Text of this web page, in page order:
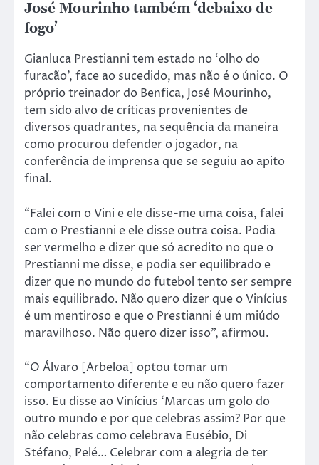
José Mourinho também ‘debaixo de
fogo’
Gianluca Prestianni tem estado no ‘olho do
furacão’, face ao sucedido, mas não é o único. O
próprio treinador do Benfica, José Mourinho,
tem sido alvo de críticas provenientes de
diversos quadrantes, na sequência da maneira
como procurou defender o jogador, na
conferência de imprensa que se seguiu ao apito
final.
“Falei com o Vini e ele disse-me uma coisa, falei
com o Prestianni e ele disse outra coisa. Podia
ser vermelho e dizer que só acredito no que o
Prestianni me disse, e podia ser equilibrado e
dizer que no mundo do futebol tento ser sempre
mais equilibrado. Não quero dizer que o Vinícius
é um mentiroso e que o Prestianni é um miúdo
maravilhoso. Não quero dizer isso”, afirmou.
“O Álvaro [Arbeloa] optou tomar um
comportamento diferente e eu não quero fazer
isso. Eu disse ao Vinícius ‘Marcas um golo do
outro mundo e por que celebras assim? Por que
não celebras como celebrava Eusébio, Di
Stéfano, Pelé… Celebrar com a alegria de ter